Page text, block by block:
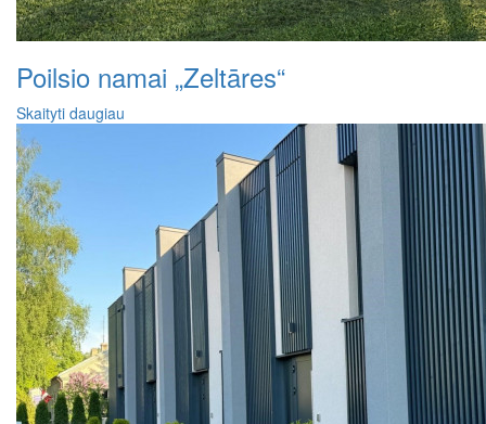
Poilsio namai „Zeltāres“
Skaityti daugiau